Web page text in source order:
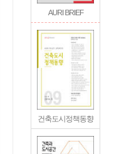
AURI BRIEF
건축도시정책동향